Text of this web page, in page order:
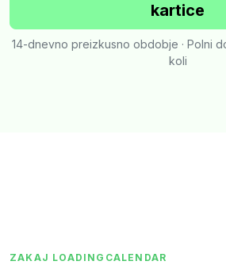
kartice
14-dnevno preizkusno obdobje · Polni
koli
ZAKAJ LOADINGCALENDAR